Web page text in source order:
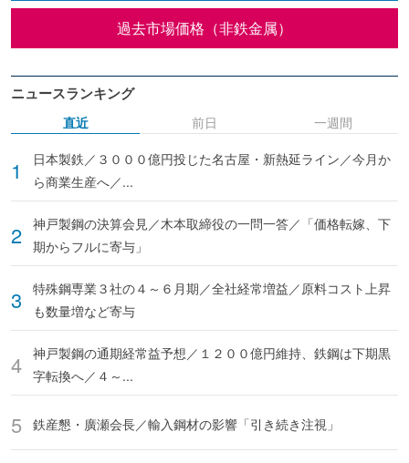
過去市場価格（非鉄金属）
ニュースランキング
直近
日本製鉄／３０００億円投じた名古屋・新熱延ライン／今月か
ら商業生産へ／...
神戸製鋼の決算会見／木本取締役の一問一答／「価格転嫁、下
期からフルに寄与」
特殊鋼専業３社の４～６月期／全社経常増益／原料コスト上昇
も数量増など寄与
神戸製鋼の通期経常益予想／１２００億円維持、鉄鋼は下期黒
字転換へ／４～...
鉄産懇・廣瀬会長／輸入鋼材の影響「引き続き注視」
前日 一週間